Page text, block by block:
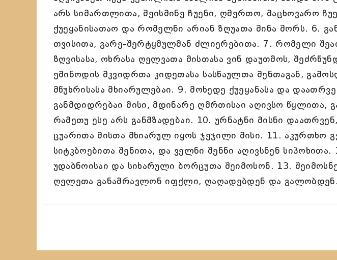
არს სიმართლითა, შეისმინე ჩუენი, ღმერთო, მაცხოვარო
ქუეყანისათაო და რომელნი არიან ზღუათა შინა შორს. 6.
თვისითა, გარე-შერტყმულმან ძლიერებითა. 7. რომელი
ზღვისასა, ოხრასა ღელვათა მისთასა ვინ დაუთმოს,
ეშინოდის მკვიდრთა კიდეთასა სასწაულთა შენთაგან,
მწუხრისასა მხიარულებაი. 9. მოხედე ქუეყანასა და
განმდიდრებაი მისი, მდინარე ღმრთისაი აღივსო წყლითა,
რამეთუ ესე არს განმზადებაი. 10. ურნატნი მისნი
ცუარითა მისთა მხიარულ იყოს ჯეჯილი მისი. 11. აკურთხო
სიტკბოებითა შენითა, და ველნი შენნი აღივსნენ სიპოხითა.
უდაბნოისაი და სიხარული ბორცუთა შეიმოსონ. 13.
ღელეთა განამრავლონ იფქლი, ღაღადებდენ და გალობდენ.